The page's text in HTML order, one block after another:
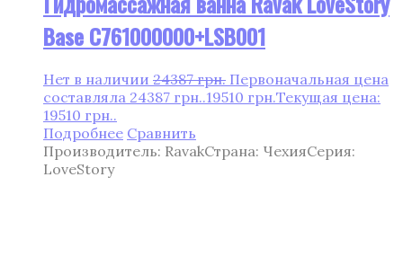
Base C761000000+LSB001
Нет в наличии 24387грн. Первоначальная цена
составляла 24387 грн..19510 грн.Текущая цена:
19510 грн..
Подробнее Сравнить
Производитель: RavakСтрана: ЧехияСерия:
LoveStory